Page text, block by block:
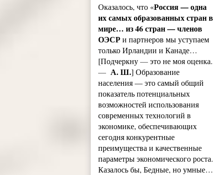
Оказалось, что «Россия — одна
их самых образованных стран в
мире… из 46 стран — членов
ОЭСРи партнеров мы уступаем
только Ирландии и Канаде…
[Подчеркну—это не моя оценка.
— А. Ш.] Образование
населения — это самый общий
показатель потенциальных
возможностей использования
современных технологий в
экономике, обеспечивающих
сегодня конкурентные
преимущества и качественные
параметры экономического роста.
Казалось бы, Бедные, но умные…